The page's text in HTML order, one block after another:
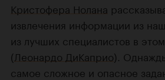
Кристофера Нолана
извлечения информации из
из лучших специалистов в
(Леонардо ДиКаприо).
самое сложное и опасное